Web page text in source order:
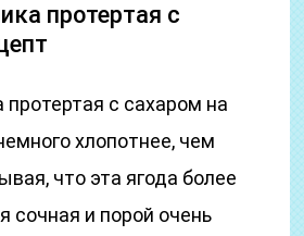
протертая с
протертая с сахаром на
хлопотнее, чем
что эта ягода более
сочная и порой очень